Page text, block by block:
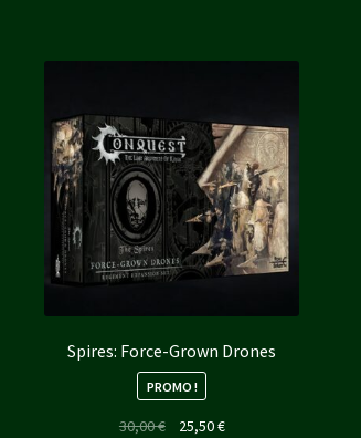
Spires: Force-Grown Drones
PROMO !
30,00€
Le25,50€Le